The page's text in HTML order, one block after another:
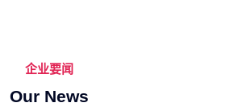
企业要闻
Our News